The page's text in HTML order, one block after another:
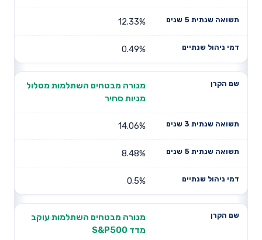
12.33%
0.49%
מנורה מבטחים השתלמות מסלול
מניות סחיר
14.06%
8.48%
0.5%
מנורה מבטחים השתלמות עוקב
מדד S&P500